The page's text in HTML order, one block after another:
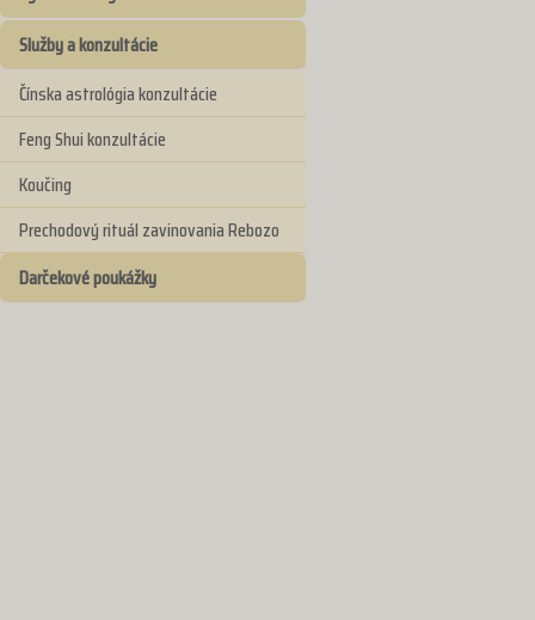
Služby a konzultácie
Čínska astrológia konzultácie
Feng Shui konzultácie
Koučing
Prechodový rituál zavinovania Rebozo
Darčekové poukážky